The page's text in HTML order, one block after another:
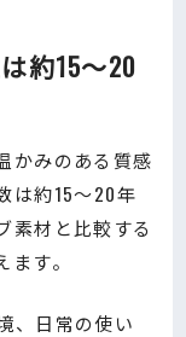
約15～20
かみのある質感
は約15〜20年
素材と比較する
す。
、日常の使い